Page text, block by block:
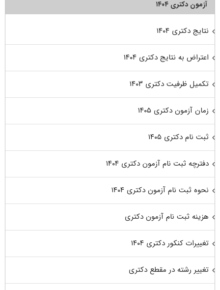
آزمون دکتری ۱۴۰۴
نتایج دکتری ۱۴۰۴
اعتراض به نتایج دکتری ۱۴۰۴
تکمیل ظرفیت دکتری ۱۴۰۳
زمان آزمون دکتری ۱۴۰۵
ثبت نام دکتری ۱۴۰۵
دفترچه ثبت نام آزمون دکتری ۱۴۰۴
نحوه ثبت نام آزمون دکتری ۱۴۰۴
هزینه ثبت نام آزمون دکتری
تغییرات کنکور دکتری ۱۴۰۴
تغییر رشته در مقطع دکتری